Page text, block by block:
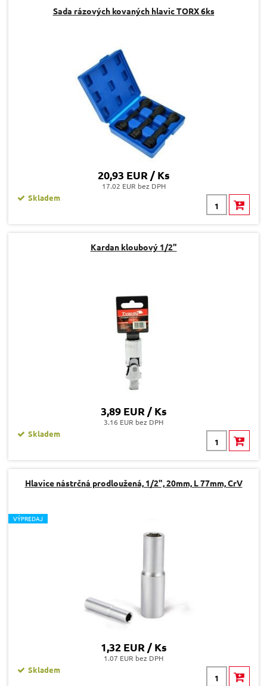
Sada rázových kovaných hlavic TORX 6ks
20,93 EUR / Ks
17.02 EUR bez DPH
Skladem
Kardan kloubový 1/2"
3,89 EUR / Ks
3.16 EUR bez DPH
Skladem
Hlavice nástrčná prodloužená, 1/2", 20mm, L 77mm, CrV
VÝPREDAJ
1,32 EUR / Ks
1.07 EUR bez DPH
Skladem